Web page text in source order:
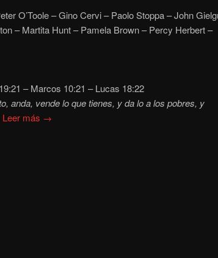
O’Toole – Gino Cervi – Paolo Stoppa – John
– Martita Hunt – Pamela Brown – Percy Herbert –
19:21 – Marcos 10:21 – Lucas 18:22
anda, vende lo que tienes, y da lo a los pobres, y
Leer más →